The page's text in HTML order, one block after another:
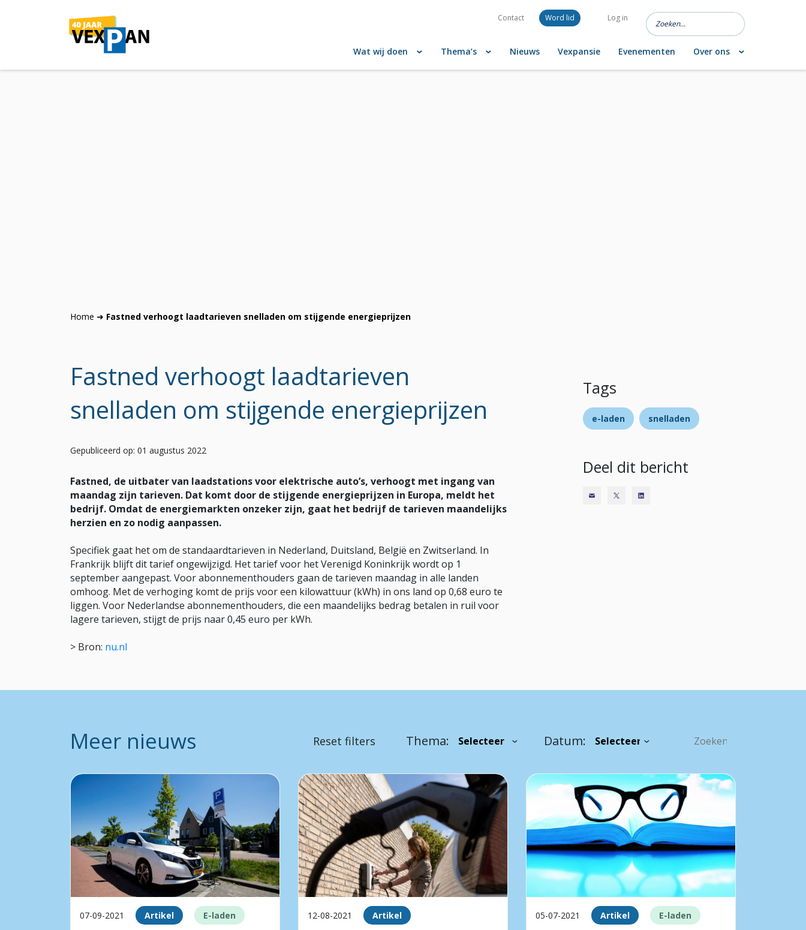
Contact Word lid Log in
Wat wij doen Thema’s Nieuws Vexpansie Evenementen Over ons
Home ➜ Fastned verhoogt laadtarieven snelladen om stijgende energieprijzen
Fastned verhoogt laadtarieven
snelladen om stijgende energieprijzen
Gepubliceerd op: 01 augustus 2022
Fastned, de uitbater van laadstations voor elektrische auto’s, verhoogt met ingang van
maandag zijn tarieven. Dat komt door de stijgende energieprijzen in Europa, meldt het
bedrijf. Omdat de energiemarkten onzeker zijn, gaat het bedrijf de tarieven maandelijks
herzien en zo nodig aanpassen.
Specifiek gaat het om de standaardtarieven in Nederland, Duitsland, België en Zwitserland. In
Frankrijk blijft dit tarief ongewijzigd. Het tarief voor het Verenigd Koninkrijk wordt op 1
september aangepast. Voor abonnementhouders gaan de tarieven maandag in alle landen
omhoog. Met de verhoging komt de prijs voor een kilowattuur (kWh) in ons land op 0,68 euro te
liggen. Voor Nederlandse abonnementhouders, die een maandelijks bedrag betalen in ruil voor
lagere tarieven, stijgt de prijs naar 0,45 euro per kWh.
> Bron: nu.nl
Tags
e-laden snelladen
Deel dit bericht
Meer nieuws Reset filters Thema: Datum:
07-09-2021 Artikel E-laden 12-08-2021 Artikel 05-07-2021 Artikel E-laden